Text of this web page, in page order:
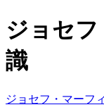
ジョセ
識
ジョセフ・マーフ